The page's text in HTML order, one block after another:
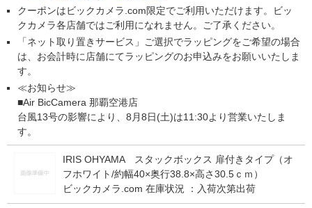
クーポンはビックカメラ.com限定でご利用いただけます。ビッ
クカメラ各店舗ではご利用になれません。ご了承ください。
「ネット取り置きサービス」ご選択でラッピングをご希望の場合
は、お会計時に店舗にてラッピングのお申込みをお願いいたしま
す。
≪お知らせ≫
■Air BicCamera 那覇空港店
台風13号の影響により、8月8日(土)は11:30より営業いたしま
す。
IRIS OHYAMA スタックボックス 扉付きタイプ（オ
フホワイト/約幅40×奥行38.8×高さ30.5ｃｍ）
ビックカメラ.com 在庫状況 ： 入荷次第出荷